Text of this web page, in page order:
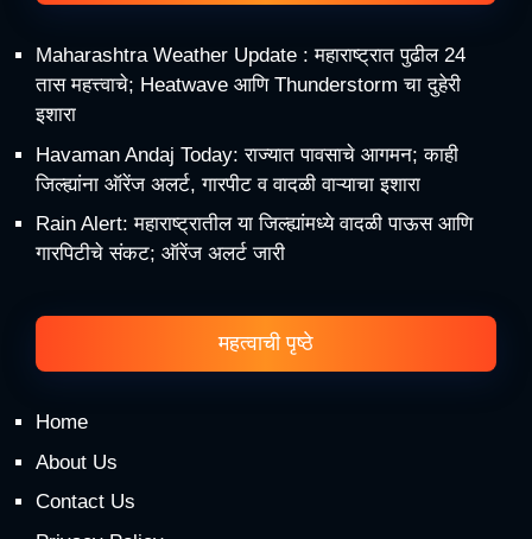
Maharashtra Weather Update : महाराष्ट्रात पुढील 24
तास महत्त्वाचे; Heatwave आणि Thunderstorm चा दुहेरी
इशारा
Havaman Andaj Today: राज्यात पावसाचे आगमन; काही
जिल्ह्यांना ऑरेंज अलर्ट, गारपीट व वादळी वाऱ्याचा इशारा
Rain Alert: महाराष्ट्रातील या जिल्ह्यांमध्ये वादळी पाऊस आणि
गारपिटीचे संकट; ऑरेंज अलर्ट जारी
महत्वाची पृष्ठे
Home
About Us
Contact Us